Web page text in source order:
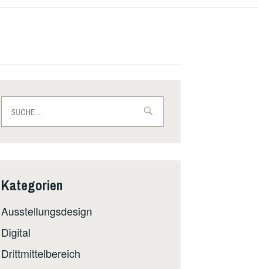
nach:
Kategorien
Ausstellungsdesign
Digital
Drittmittelbereich